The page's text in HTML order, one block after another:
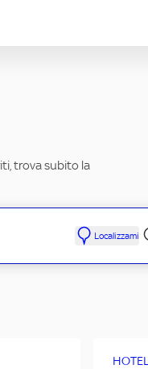
trova subito la
Localizzami